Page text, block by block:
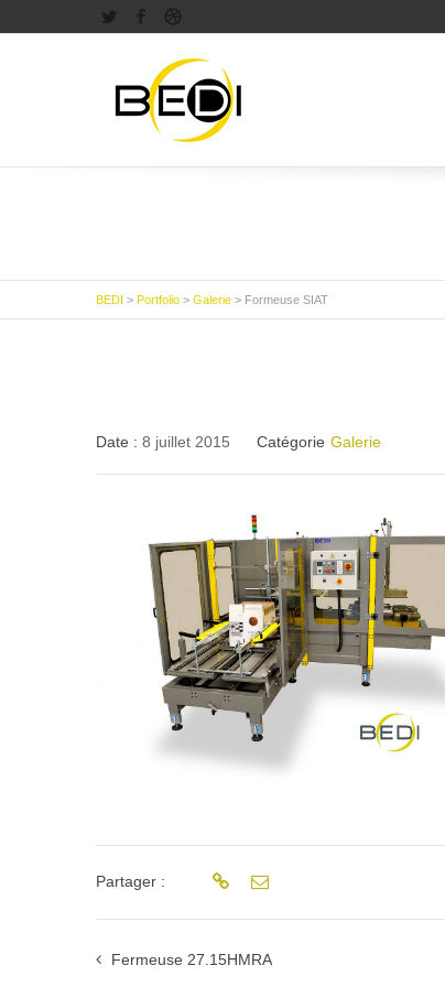
Twitter Facebook
BEDI > Portfolio > Galerie > Formeuse SIAT
Date : 8 juillet 2015 Catégorie Galerie
Partager :
Fermeuse 27.15HMRA